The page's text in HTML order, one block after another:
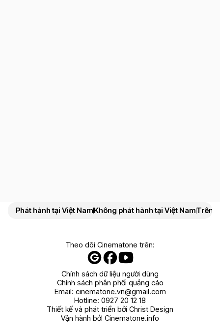
Phát hành tại Việt NamKhông phát hành tại Việt NamTrên
Theo dõi Cinematone trên:
Chính sách dữ liệu người dùng
Chính sách phân phối quảng cáo
Email: cinematone.vn@gmail.com
Hotline: 0927 20 12 18
Thiết kế và phát triển bởi Christ Design
Vận hành bởi Cinematone.info